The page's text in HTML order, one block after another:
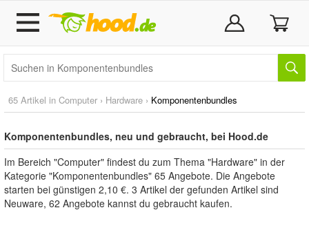
65 Artikel in Computer › Hardware › Komponentenbundles
Komponentenbundles, neu und gebraucht, bei Hood.de
Im Bereich "Computer" findest du zum Thema "Hardware" in der
Kategorie "Komponentenbundles" 65 Angebote. Die Angebote
starten bei günstigen 2,10 €. 3 Artikel der gefunden Artikel sind
Neuware, 62 Angebote kannst du gebraucht kaufen.